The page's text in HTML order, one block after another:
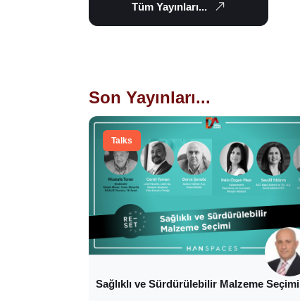
Tüm Yayınları...
Son Yayınları...
Talks
Sağlıklı ve Sürdürülebilir Malzeme Seçimi